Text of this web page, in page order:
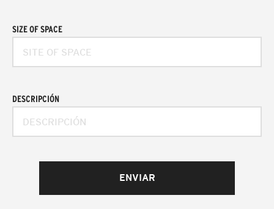
SIZE OF SPACE
DESCRIPCIÓN
ENVIAR